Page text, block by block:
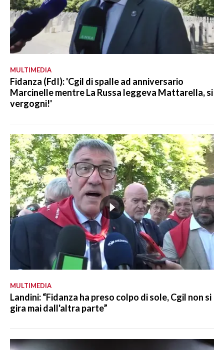
MULTIMEDIA
Fidanza (FdI): 'Cgil di spalle ad anniversario
Marcinelle mentre La Russa leggeva Mattarella, si
vergogni!'
MULTIMEDIA
Landini: “Fidanza ha preso colpo di sole, Cgil non si
gira mai dall'altra parte”